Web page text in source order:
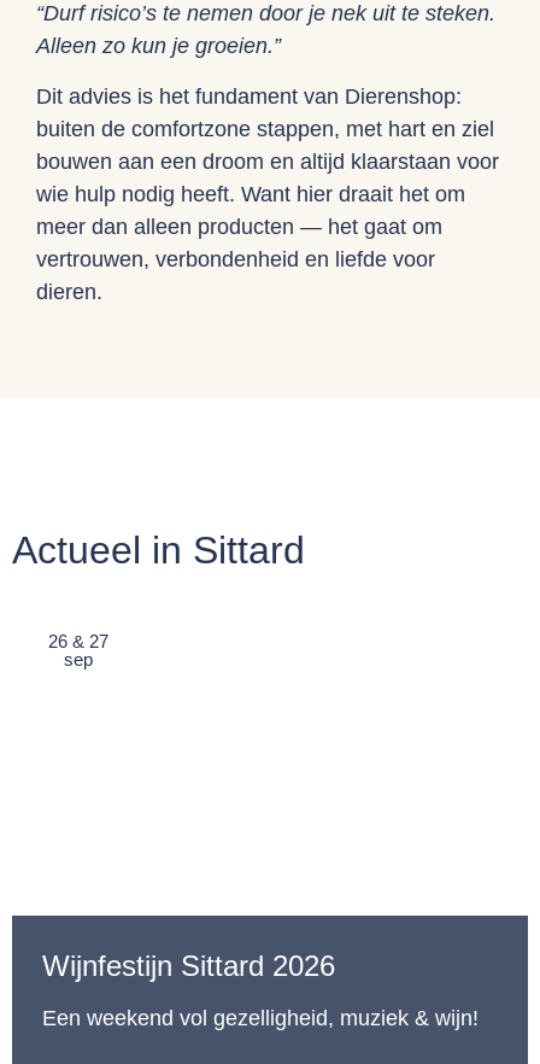
“Durf risico’s te nemen door je nek uit te steken.
Alleen zo kun je groeien.”
Dit advies is het fundament van Dierenshop:
buiten de comfortzone stappen, met hart en ziel
bouwen aan een droom en altijd klaarstaan voor
wie hulp nodig heeft. Want hier draait het om
meer dan alleen producten — het gaat om
vertrouwen, verbondenheid en liefde voor
dieren.
Actueel in Sittard
26 & 27
sep
Wijnfestijn Sittard 2026
Een weekend vol gezelligheid, muziek & wijn!